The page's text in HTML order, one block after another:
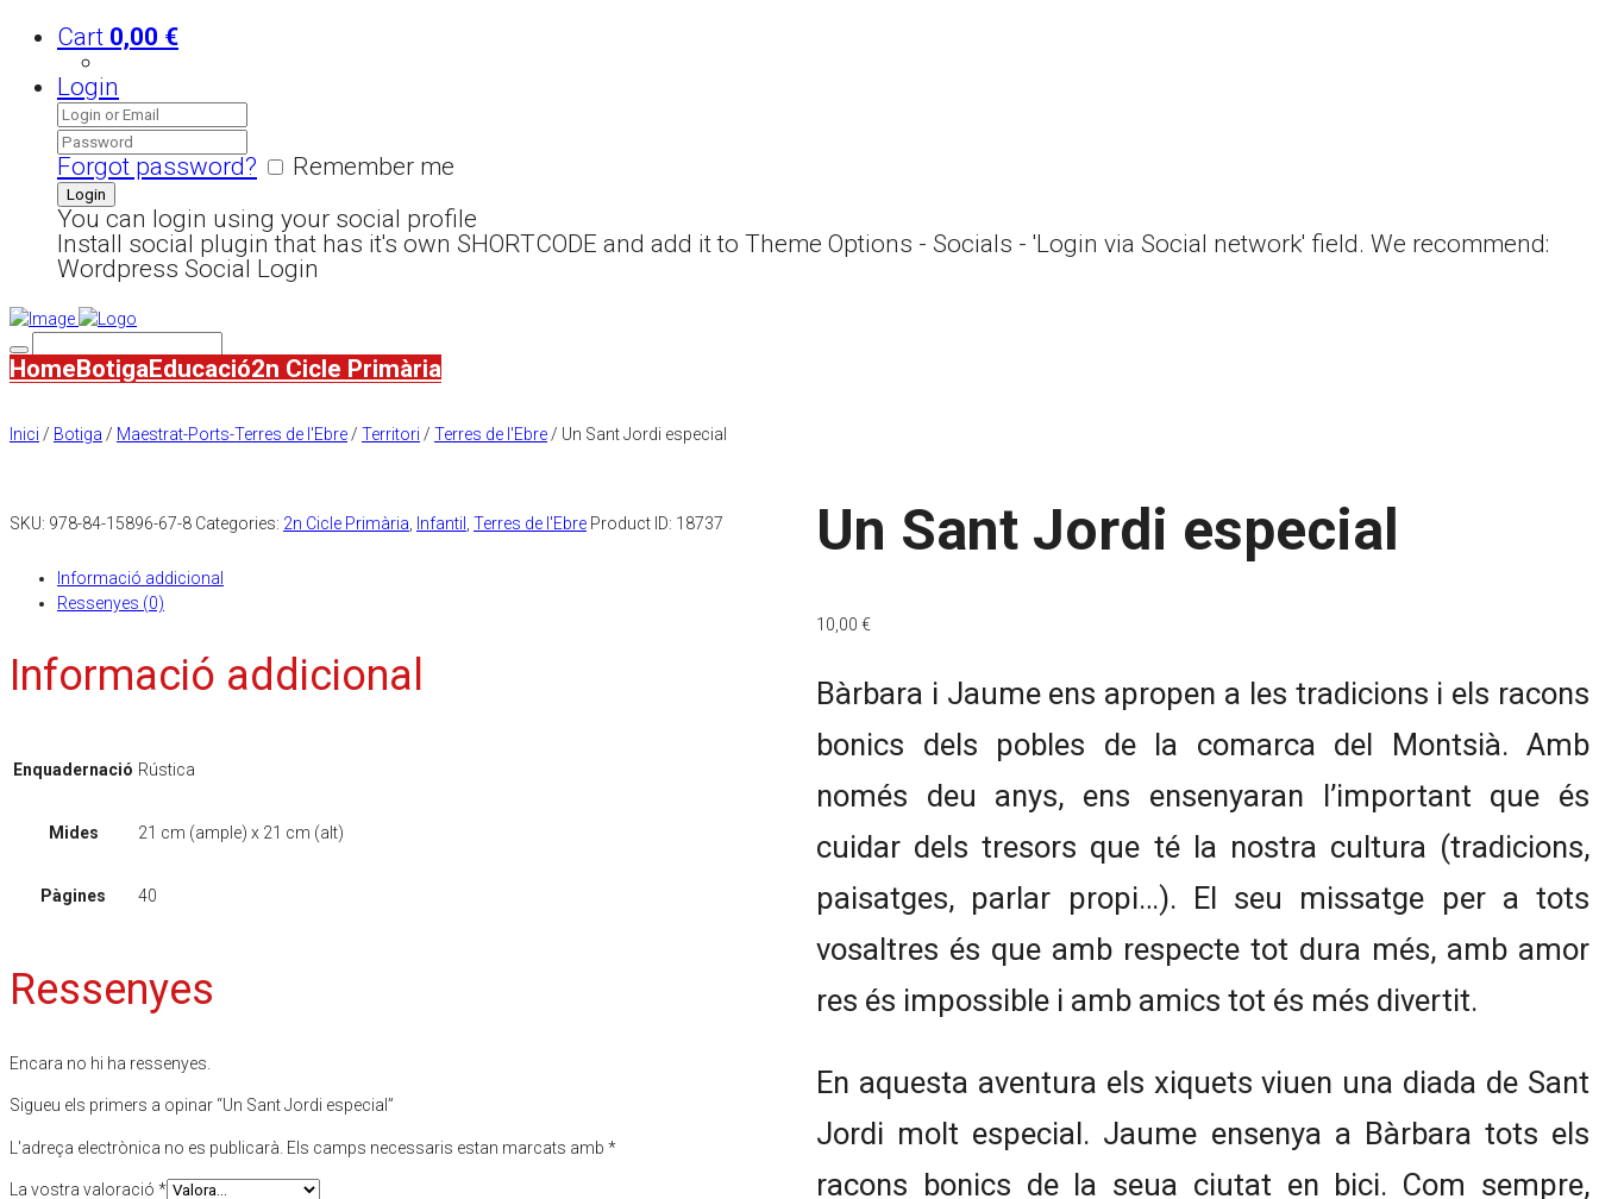
Cart 0,00 €
Login
Forgot password?
Remember me
You can login using your social profile
Install social plugin that has it's own SHORTCODE and add it to Theme Options - Socials - 'Login via Social network' field. We recommend:
Wordpress Social Login
HomeBotigaEducació2n Cicle Primària
Inici / Botiga / Maestrat-Ports-Terres de l'Ebre / Territori / Terres de l'Ebre / Un Sant Jordi especial
SKU: 978-84-15896-67-8 Categories: 2n Cicle Primària Infantil Terres de l'Ebre Product ID: 18737
Informació addicional
Ressenyes (0)
Informació addicional
Enquadernació Rústica
Mides 21 cm (ample) x 21 cm (alt)
Pàgines 40
Ressenyes
Encara no hi ha ressenyes.
Sigueu els primers a opinar “Un Sant Jordi especial”
L'adreça electrònica no es publicarà. Els camps necessaris estan marcats amb *
La vostra valoració *
Un Sant Jordi especial
10,00 €
Bàrbara i Jaume ens apropen a les tradicions i els racons
bonics dels pobles de la comarca del Montsià. Amb
només deu anys, ens ensenyaran l’important que és
cuidar dels tresors que té la nostra cultura (tradicions,
paisatges, parlar propi…). El seu missatge per a tots
vosaltres és que amb respecte tot dura més, amb amor
res és impossible i amb amics tot és més divertit.
En aquesta aventura els xiquets viuen una diada de Sant
Jordi molt especial. Jaume ensenya a Bàrbara tots els
racons bonics de la seua ciutat en bici. Com sempre,